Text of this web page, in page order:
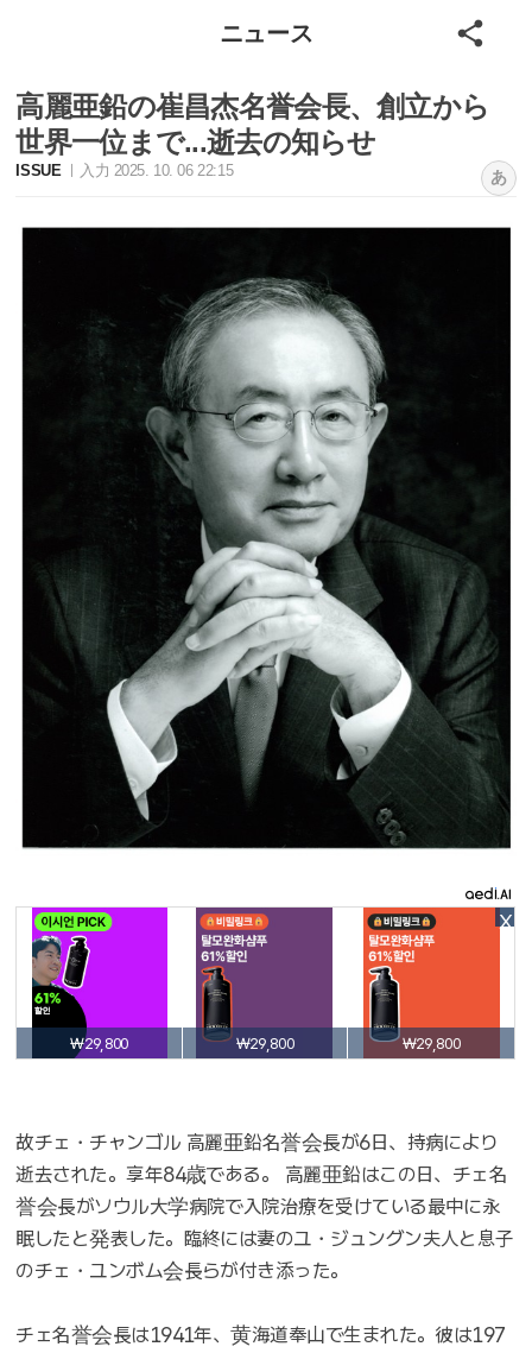
ニュース
高麗亜鉛の崔昌杰名誉会長、創立から
世界一位まで...逝去の知らせ
ISSUE 入力 2025. 10. 06 22:15 あ
X
₩29,800 ₩29,800 ₩29,800
故チェ・チャンゴル 高麗亜鉛名誉会長が6日、持病により
逝去された。享年84歳である。 高麗亜鉛はこの日、チェ名
誉会長がソウル大学病院で入院治療を受けている最中に永
眠したと発表した。臨終には妻のユ・ジュングン夫人と息子
のチェ・ユンボム会長らが付き添った。
チェ名誉会長は1941年、黄海道奉山で生まれた。彼は197